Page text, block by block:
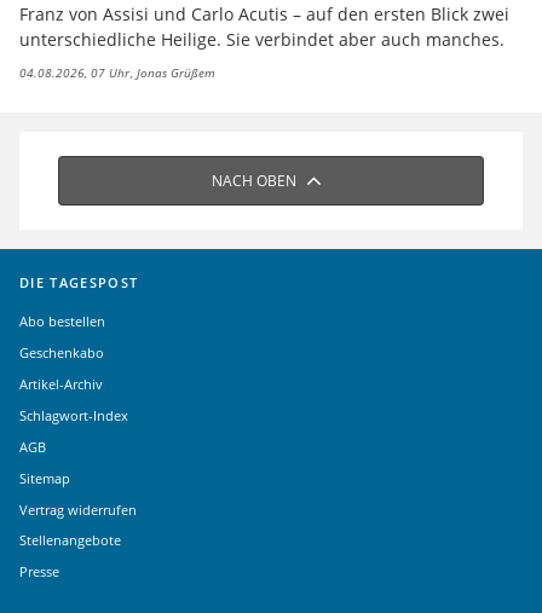
Franz von Assisi und Carlo Acutis – auf den ersten Blick zwei
unterschiedliche Heilige. Sie verbindet aber auch manches.
04.08.2026, 07 Uhr Jonas Grüßem
NACH OBEN
DIE TAGESPOST
Abo bestellen
Geschenkabo
Artikel-Archiv
Schlagwort-Index
AGB
Sitemap
Vertrag widerrufen
Stellenangebote
Presse